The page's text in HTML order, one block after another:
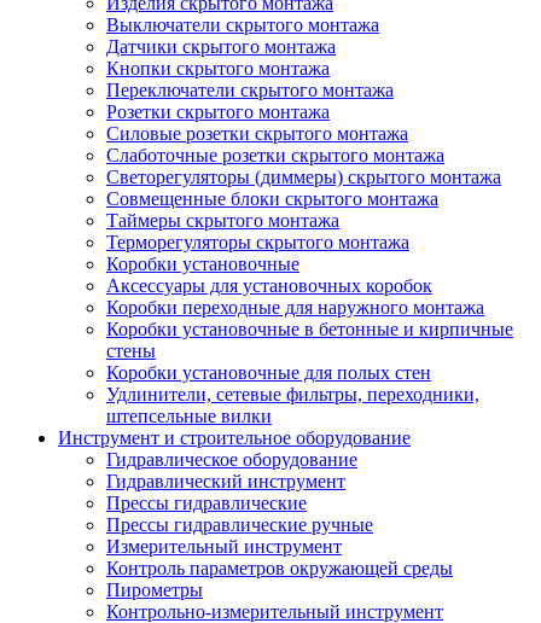
Выключатели скрытого монтажа
Датчики скрытого монтажа
Кнопки скрытого монтажа
Переключатели скрытого монтажа
Розетки скрытого монтажа
Силовые розетки скрытого монтажа
Слаботочные розетки скрытого монтажа
Светорегуляторы (диммеры) скрытого монтажа
Совмещенные блоки скрытого монтажа
Таймеры скрытого монтажа
Терморегуляторы скрытого монтажа
Коробки установочные
Аксессуары для установочных коробок
Коробки переходные для наружного монтажа
Коробки установочные в бетонные и кирпичные
стены
Коробки установочные для полых стен
Удлинители, сетевые фильтры, переходники,
штепсельные вилки
Инструмент и строительное оборудование
Гидравлическое оборудование
Гидравлический инструмент
Прессы гидравлические
Прессы гидравлические ручные
Измерительный инструмент
Контроль параметров окружающей среды
Пирометры
Контрольно-измерительный инструмент